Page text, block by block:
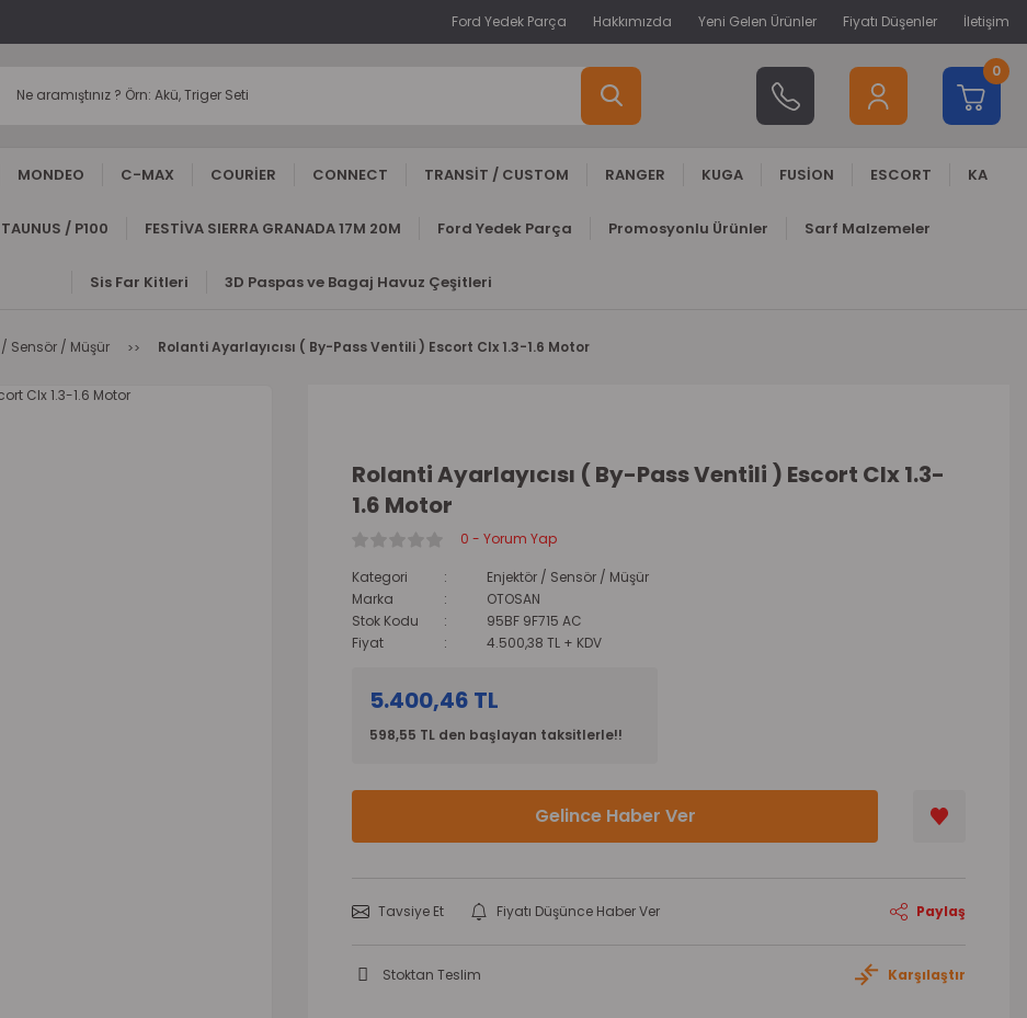
Ford Yedek Parça Hakkımızda Yeni Gelen Ürünler Fiyatı Düşenler İletişim
0
MONDEO C-MAX COURİER CONNECT TRANSİT / CUSTOM RANGER KUGA FUSİON ESCORT KA
TAUNUS / P100 FESTİVA SIERRA GRANADA 17M 20M Ford Yedek Parça Promosyonlu Ürünler Sarf Malzemeler
Sis Far Kitleri 3D Paspas ve Bagaj Havuz Çeşitleri
/ Sensör / Müşür Rolanti Ayarlayıcısı ( By-Pass Ventili ) Escort Clx 1.3-1.6 Motor
Rolanti Ayarlayıcısı ( By-Pass Ventili ) Escort Clx 1.3-
1.6 Motor
0 - Yorum Yap
Kategori
Enjektör / Sensör / Müşür
Marka
OTOSAN
Stok Kodu
95BF 9F715 AC
Fiyat
4.500,38 TL + KDV
5.400,46 TL
598,55 TL den başlayan taksitlerle!!
Gelince Haber Ver
Tavsiye Et Fiyatı Düşünce Haber Ver Paylaş
Stoktan Teslim Karşılaştır